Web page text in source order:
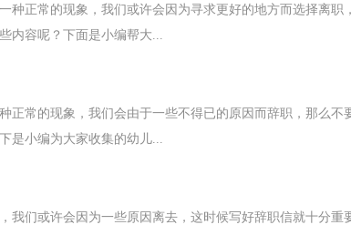
种正常的现象，我们或许会因为寻求更好的地方而选择离职
内容呢？下面是小编帮大...
正常的现象，我们会由于一些不得已的原因而辞职，那么不
是小编为大家收集的幼儿...
我们或许会因为一些原因离去，这时候写好辞职信就十分重